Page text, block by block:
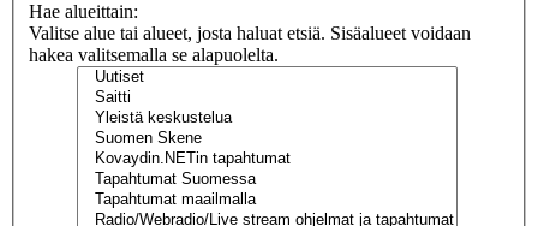
Hae alueittain:
Valitse alue tai alueet, josta haluat etsiä. Sisäalueet voidaan
hakea valitsemalla se alapuolelta.